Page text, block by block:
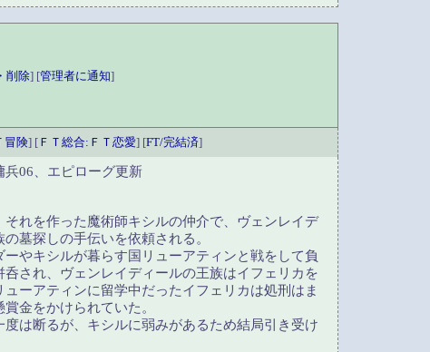
削除] [管理者に通知]
冒険] [ＦＴ総合:ＦＴ恋愛] [FT/完結済]
06、エピローグ更新
れを作った魔術師キシルの仲介で、ヴェンレイデ
墓探しの手伝いを依頼される。
やキシルが暮らす国リューアティンと戦をして負
され、ヴェンレイディールの王族はイフェリカを
ーアティンに留学中だったイフェリカは処刑はま
金をかけられていた。
は断るが、キシルに弱みがあるため結局引き受け